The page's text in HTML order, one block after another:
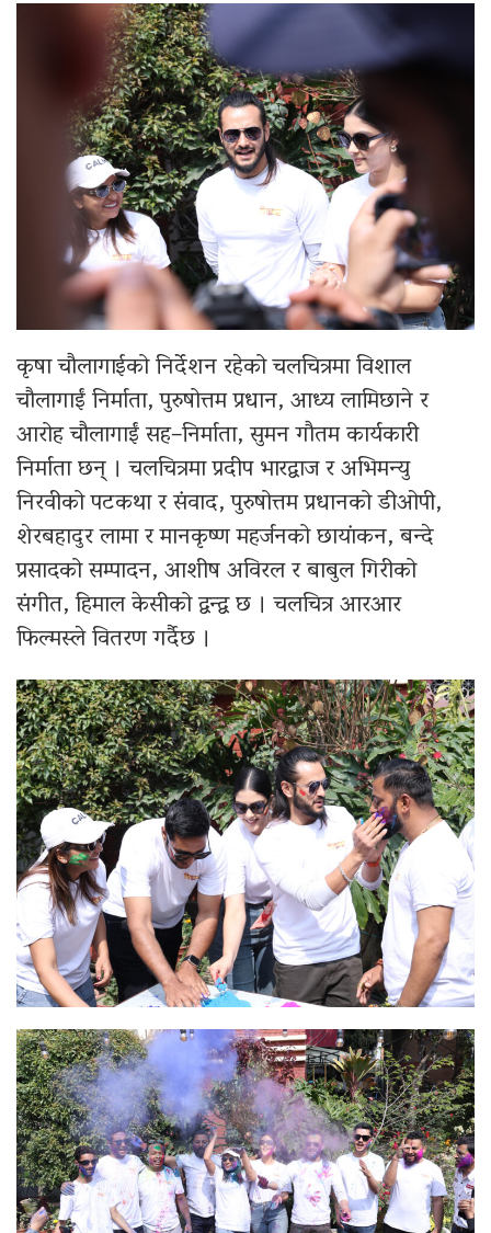
कृषा चौलागाईको निर्देशन रहेको चलचित्रमा विशाल
चौलागाईं निर्माता, पुरुषोत्तम प्रधान, आध्य लामिछाने र
आरोह चौलागाईं सह–निर्माता, सुमन गौतम कार्यकारी
निर्माता छन् । चलचित्रमा प्रदीप भारद्वाज र अभिमन्यु
निरवीको पटकथा र संवाद, पुरुषोत्तम प्रधानको डीओपी,
शेरबहादुर लामा र मानकृष्ण महर्जनको छायांकन, बन्दे
प्रसादको सम्पादन, आशीष अविरल र बाबुल गिरीको
संगीत, हिमाल केसीको द्वन्द्व छ । चलचित्र आरआर
फिल्मस्ले वितरण गर्दैछ ।